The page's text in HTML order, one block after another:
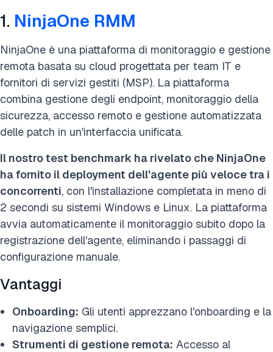
1. NinjaOne RMM
NinjaOne è una piattaforma di monitoraggio e gestione
remota basata su cloud progettata per team IT e
fornitori di servizi gestiti (MSP). La piattaforma
combina gestione degli endpoint, monitoraggio della
sicurezza, accesso remoto e gestione automatizzata
delle patch in un'interfaccia unificata.
Il nostro test benchmark ha rivelato che NinjaOne
ha fornito il deployment dell'agente più veloce tra i
concorrenti, con l'installazione completata in meno di
2 secondi su sistemi Windows e Linux. La piattaforma
avvia automaticamente il monitoraggio subito dopo la
registrazione dell'agente, eliminando i passaggi di
configurazione manuale.
Vantaggi
Onboarding: Gli utenti apprezzano l'onboarding e la
navigazione semplici.
Strumenti di gestione remota: Accesso al